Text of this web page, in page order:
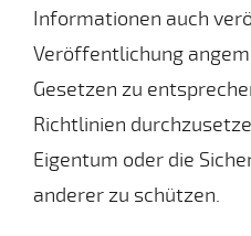
Informationen auch
Veröffentlichung
Gesetzen zu
Richtlinien
Eigentum oder die
anderer zu schützen.